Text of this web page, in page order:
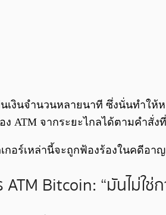
เงินจำนวนหลายนาที ซึ่งนั่นทำให้
ง ATM จากระยะไกลได้ตามคำสั่ง
กอร์เหล่านี้จะถูกฟ้องร้องในคดีอา
Bitcoin: “มันไม่ใช่